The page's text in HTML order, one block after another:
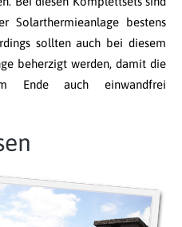
Solarthermieanlage bestens
sollten auch bei diesem
beherzigt werden, damit die
Ende auch einwandfrei